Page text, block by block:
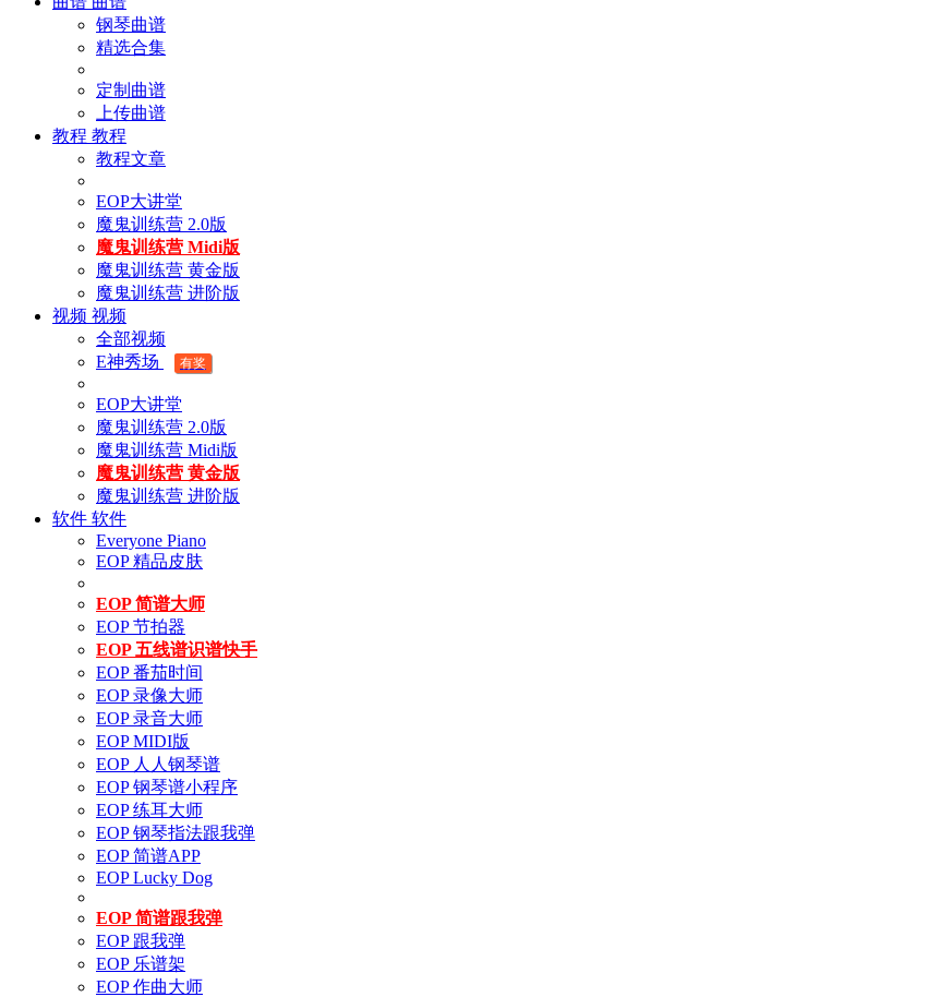
钢琴曲谱
精选合集
定制曲谱
上传曲谱
教程 教程
教程文章
EOP大讲堂
魔鬼训练营 2.0版
魔鬼训练营 Midi版
魔鬼训练营 黄金版
魔鬼训练营 进阶版
视频 视频
全部视频
E神秀场
有奖
EOP大讲堂
魔鬼训练营 2.0版
魔鬼训练营 Midi版
魔鬼训练营 黄金版
魔鬼训练营 进阶版
软件 软件
Everyone Piano
EOP 精品皮肤
EOP 简谱大师
EOP 节拍器
EOP 五线谱识谱快手
EOP 番茄时间
EOP 录像大师
EOP 录音大师
EOP MIDI版
EOP 人人钢琴谱
EOP 钢琴谱小程序
EOP 练耳大师
EOP 钢琴指法跟我弹
EOP 简谱APP
EOP Lucky Dog
EOP 简谱跟我弹
EOP 跟我弹
EOP 乐谱架
EOP 作曲大师